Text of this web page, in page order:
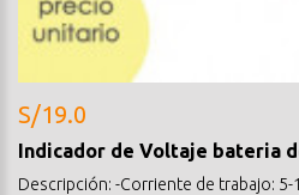
S/19.0
Indicador de Voltaje bateria
Descripción: -Corriente de trabajo: